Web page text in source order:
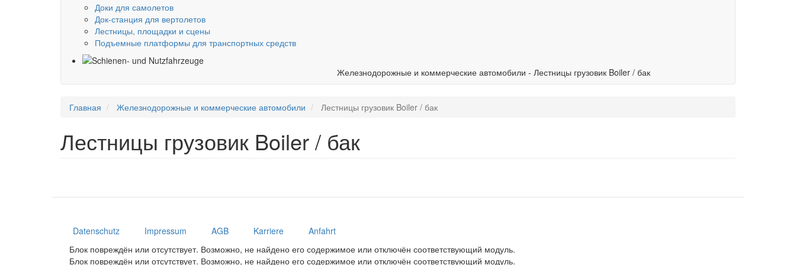
Доки для самолетов
Док-станция для вертолетов
Лестницы, площадки и сцены
Подъемные платформы для транспортных средств
Железнодорожные и коммерческие автомобили - Лестницы грузовик Boiler / бак
Главная Железнодорожные и коммерческие автомобили Лестницы грузовик Boiler / бак
Лестницы грузовик Boiler / бак
Datenschutz Impressum AGB Karriere
Anfahrt
Блок повреждён или отсутствует. Возможно, не найдено его содержимое или отключён соответствующий модуль.
Блок повреждён или отсутствует. Возможно, не найдено его содержимое или отключён соответствующий модуль.